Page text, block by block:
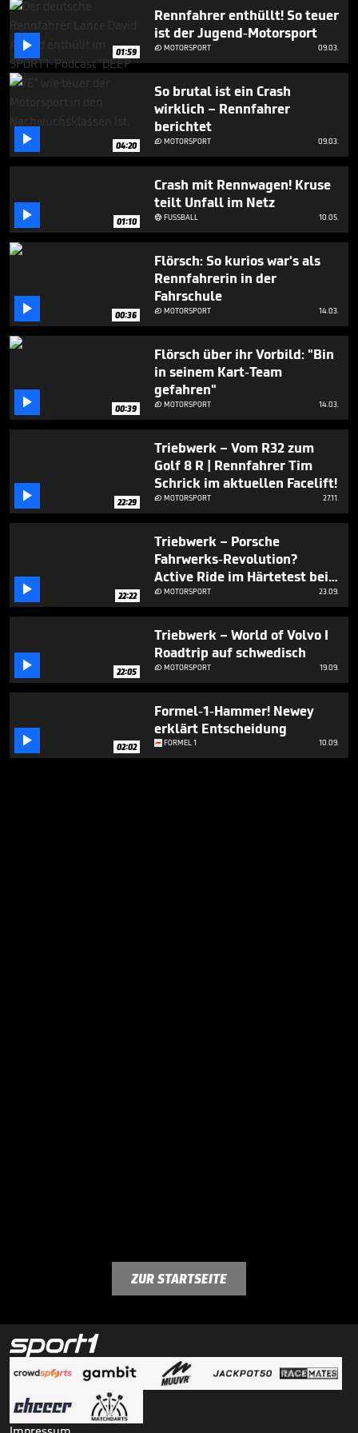
51
 01:59
Rennfahrer enthüllt! So teuer
ist der Jugend-Motorsport
MOTORSPORT 09.03.
 04:20
So brutal ist ein Crash
wirklich – Rennfahrer
berichtet
MOTORSPORT 09.03.
 01:10
Crash mit Rennwagen! Kruse
teilt Unfall im Netz
FUSSBALL 10.05.
 00:36
Flörsch: So kurios war's als
Rennfahrerin in der
Fahrschule
MOTORSPORT 14.03.
 00:39
Flörsch über ihr Vorbild: "Bin
in seinem Kart-Team
gefahren"
MOTORSPORT 14.03.
 22:29
Triebwerk – Vom R32 zum
Golf 8 R | Rennfahrer Tim
Schrick im aktuellen Facelift!
MOTORSPORT 27.11.
 22:22
Triebwerk – Porsche
Fahrwerks-Revolution?
Active Ride im Härtetest bei
Walter Röhrl & Tim Schrick I
Nürburgring Nordschleife
MOTORSPORT 23.09.
 22:05
Triebwerk – World of Volvo I
Roadtrip auf schwedisch
MOTORSPORT 19.09.
 02:02
Formel-1-Hammer! Newey
erklärt Entscheidung
FORMEL 1 10.09.
ZUR STARTSEITE